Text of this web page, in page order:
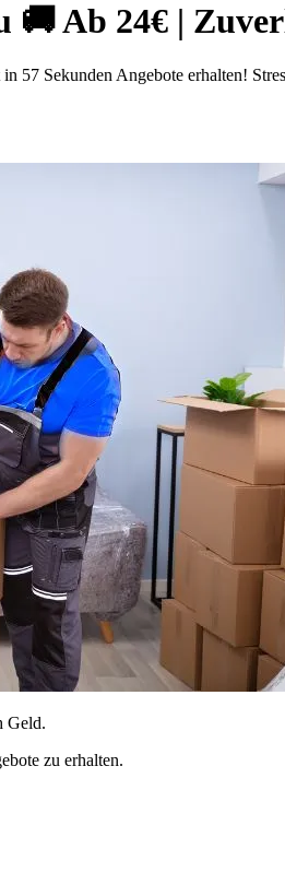
Ab 24€ |
57 Sekunden Angebote erhalten!
Geld.
zu erhalten.